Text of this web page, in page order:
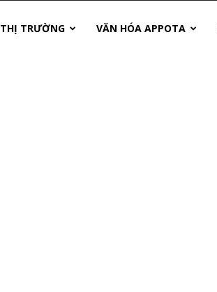
THỊ TRƯỜNG VĂN HÓA APPOTA